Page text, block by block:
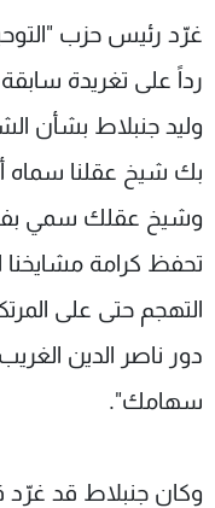
غرّد رئيس حزب
رداً على تغريدة
وليد جنبلاط بشأن
بك شيخ عقلنا سماه
وشيخ عقلك سمي
تحفظ كرامة مشايخنا
التهجم حتى على
دور ناصر الدين
سهامك".
وكان جنبلاط قد غرّد
شاهد البرامج
الترددات
عن MTV
الإنـتـاج
لاعلاناتكم